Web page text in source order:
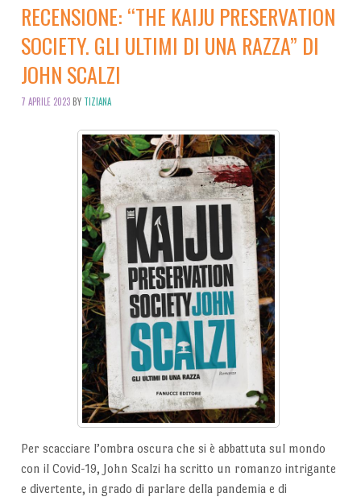
RECENSIONE: “THE KAIJU PRESERVATION
SOCIETY. GLI ULTIMI DI UNA RAZZA” DI
JOHN SCALZI
7 APRILE 2023BY TIZIANA
Per scacciare l’ombra oscura che si è abbattuta sul mondo
con il Covid-19, John Scalzi ha scritto un romanzo intrigante
e divertente, in grado di parlare della pandemia e di